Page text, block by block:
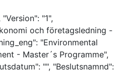
"1",
och företagsledning -
"Environmental
- Master´s Programme",
"", "Beslutsnamnd":